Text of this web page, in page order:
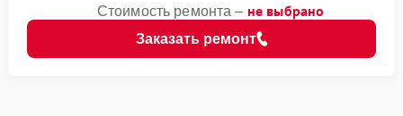
Заказать ремонт
Стоимость ремонта – не выбрано